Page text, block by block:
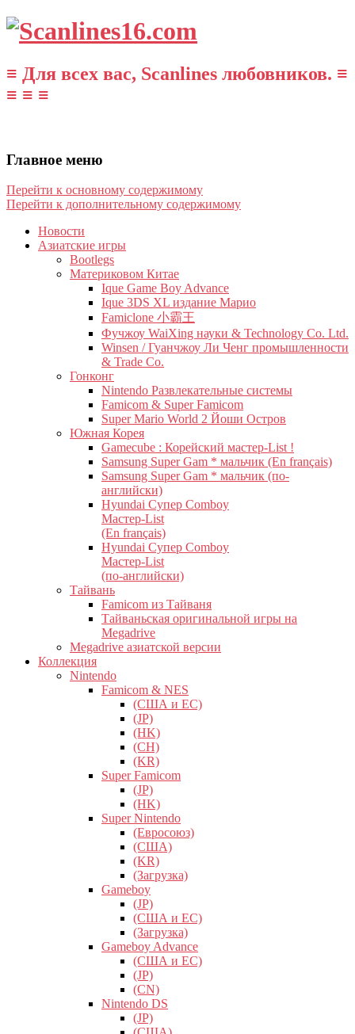
≡ Для всех вас, Scanlines любовников. ≡
≡ ≡ ≡
Главное меню
Перейти к основному содержимому
Перейти к дополнительному содержимому
Новости
Азиатские игры
Bootlegs
Материковом Китае
Ique Game Boy Advance
Ique 3DS XL издание Марио
Famiclone 小霸王
Фучжоу WaiXing науки & Technology Co. Ltd.
Winsen / Гуанчжоу Ли Ченг промышленности
& Trade Co.
Гонконг
Nintendo Развлекательные системы
Famicom & Super Famicom
Super Mario World 2 Йоши Остров
Южная Корея
Gamecube : Корейский мастер-List !
Samsung Super Gam * мальчик (En français)
Samsung Super Gam * мальчик (по-
английски)
Hyundai Супер Comboy
Мастер-List
(En français)
Hyundai Супер Comboy
Мастер-List
(по-английски)
Тайвань
Famicom из Тайваня
Тайваньская оригинальной игры на
Megadrive
Megadrive азиатской версии
Коллекция
Nintendo
Famicom & NES
(США и ЕС)
(JP)
(HK)
(CH)
(KR)
Super Famicom
(JP)
(HK)
Super Nintendo
(Евросоюз)
(США)
(KR)
(Загрузка)
Gameboy
(JP)
(США и ЕС)
(Загрузка)
Gameboy Advance
(США и ЕС)
(JP)
(CN)
Nintendo DS
(JP)